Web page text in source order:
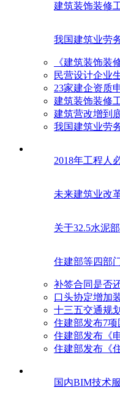
建筑装饰装修
我国建筑业劳
《建筑装饰装
民营设计企业
23家建企资质
建筑装饰装修
建筑营改增到
我国建筑业劳
2018年工程人
未来建筑业改
关于32.5水泥
住建部等四部
补签合同是否
口头协定增加
十三五交通规
住建部发布7
住建部发布《
住建部发布《
国内BIM技术